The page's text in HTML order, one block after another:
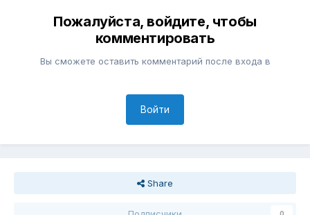
Пожалуйста, войдите, чтобы
комментировать
Вы сможете оставить комментарий после входа в
Войти
Share